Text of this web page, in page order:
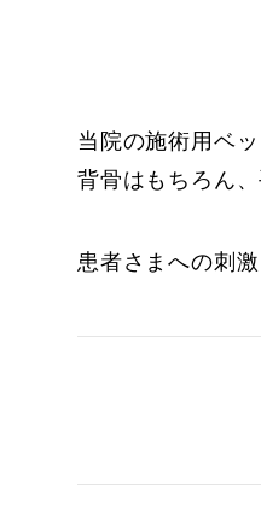
当院の施術用ベ
背骨はもちろん
患者さまへの刺